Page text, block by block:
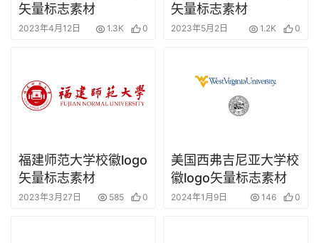
矢量标志素材
2023年4月12日 1.3K 0
矢量标志素材
2023年5月2日 1.2K 0
福建师范大学校徽logo
矢量标志素材
2023年3月27日 585 0
美国西弗吉尼亚大学校
徽logo矢量标志素材
2024年1月9日 146 0